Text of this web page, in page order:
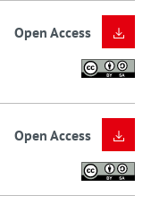
Open Access
Open Access